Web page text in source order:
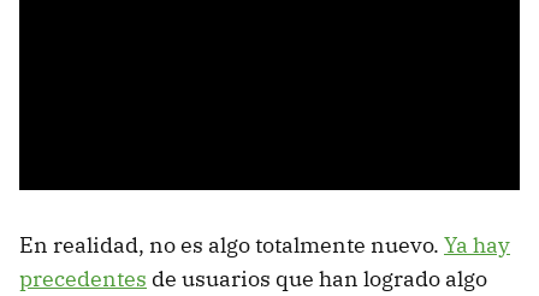
En realidad, no es algo totalmente nuevo. Ya hay
precedentes de usuarios que han logrado algo